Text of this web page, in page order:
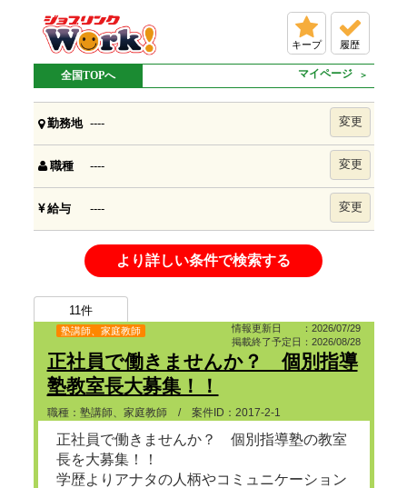
キープ 履歴
全国TOPへ マイページ
勤務地 ---- 変更
職種 ---- 変更
給与 ---- 変更
より詳しい条件で検索する
11件
情報更新日 ：2026/07/29
掲載終了予定日：2026/08/28
塾講師、家庭教師
正社員で働きませんか？ 個別指導
塾教室長大募集！！
職種：塾講師、家庭教師 / 案件ID：2017-2-1
正社員で働きませんか？ 個別指導塾の教室
長を大募集！！
学歴よりアナタの人柄やコミュニケーション